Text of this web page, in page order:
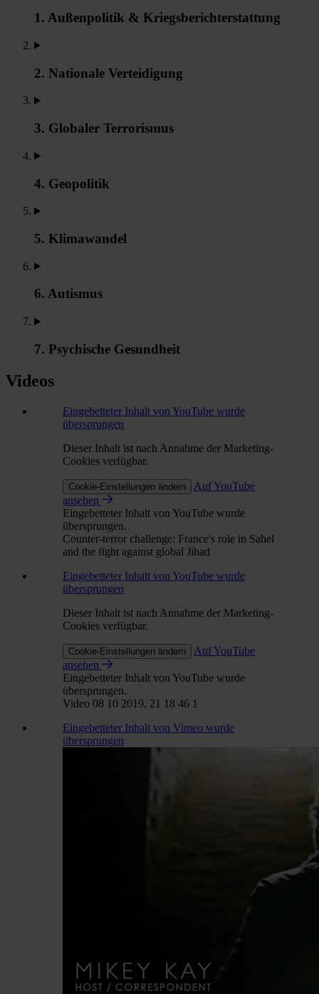
1. Außenpolitik & Kriegsberichterstattung
2. Nationale Verteidigung
3. Globaler Terrorismus
4. Geopolitik
5. Klimawandel
6. Autismus
7. Psychische Gesundheit
Videos
Eingebetteter Inhalt von YouTube wurde
übersprungen
Dieser Inhalt ist nach Annahme der Marketing-
Cookies verfügbar.
Cookie-Einstellungen ändern
Auf YouTube
ansehen
Eingebetteter Inhalt von YouTube wurde
übersprungen.
Counter-terror challenge: France's role in Sahel
and the fight against global Jihad
Eingebetteter Inhalt von YouTube wurde
übersprungen
Dieser Inhalt ist nach Annahme der Marketing-
Cookies verfügbar.
Cookie-Einstellungen ändern
Auf YouTube
ansehen
Eingebetteter Inhalt von YouTube wurde
übersprungen.
Video 08 10 2019, 21 18 46 1
Eingebetteter Inhalt von Vimeo wurde
übersprungen